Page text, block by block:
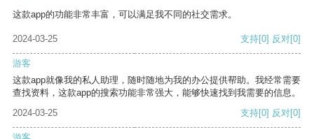
这款app的功能非常丰富，可以满足我不同的社交需求。
2024-03-25 支持[0] 反对[0]
游客
这款app就像我的私人助理，随时随地为我的办公提供帮助。我经常需要
查找资料，这款app的搜索功能非常强大，能够快速找到我需要的信息。
2024-03-25
支持[0] 反对[0]